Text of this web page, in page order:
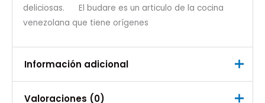
deliciosas. El budare es un articulo de la cocina
venezolana que tiene orígenes
Información adicional
Peso
Valoraciones (0)